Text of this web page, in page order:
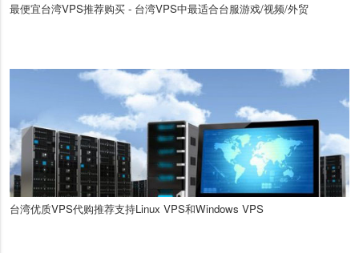
最便宜台湾VPS推荐购买 - 台湾VPS中最适合台服游戏/视频/外贸
台湾优质VPS代购推荐支持Linux VPS和Windows VPS